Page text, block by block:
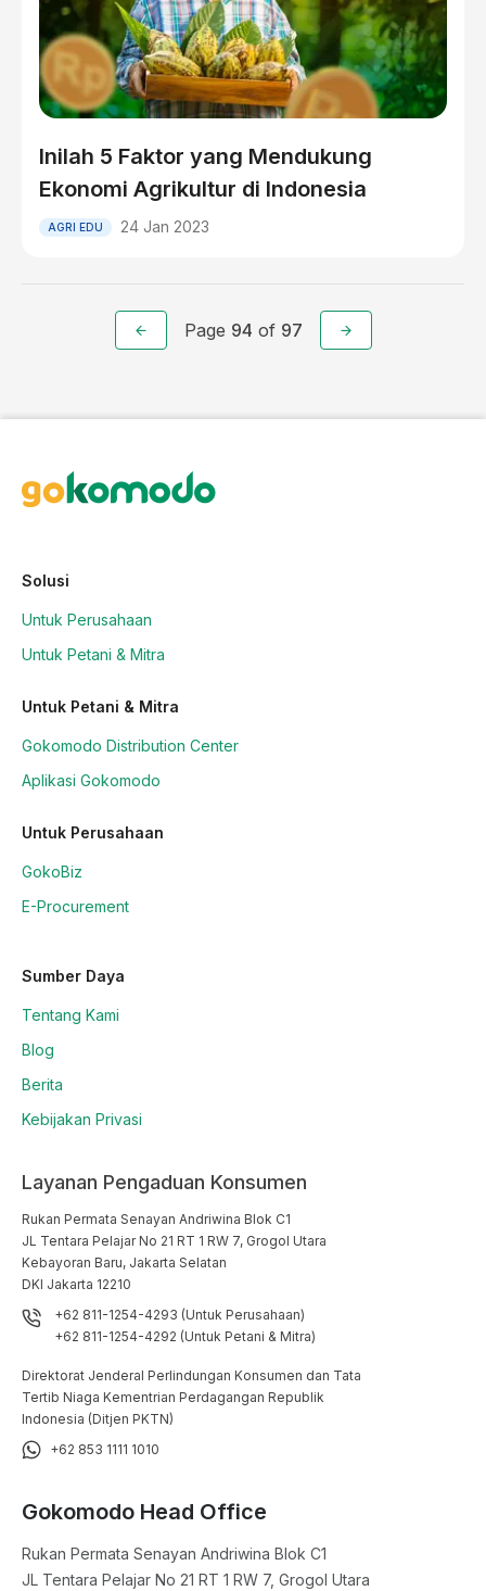
Inilah 5 Faktor yang Mendukung
Ekonomi Agrikultur di Indonesia
AGRI EDU 24 Jan 2023
Page 94 of 97
Solusi
Untuk Perusahaan
Untuk Petani & Mitra
Untuk Petani & Mitra
Gokomodo Distribution Center
Aplikasi Gokomodo
Untuk Perusahaan
GokoBiz
E-Procurement
Sumber Daya
Tentang Kami
Blog
Berita
Kebijakan Privasi
Layanan Pengaduan Konsumen
Rukan Permata Senayan Andriwina Blok C1
JL Tentara Pelajar No 21 RT 1 RW 7, Grogol Utara
Kebayoran Baru, Jakarta Selatan
DKI Jakarta 12210
+62 811-1254-4293 (Untuk Perusahaan)
+62 811-1254-4292 (Untuk Petani & Mitra)
Direktorat Jenderal Perlindungan Konsumen dan Tata
Tertib Niaga Kementrian Perdagangan Republik
Indonesia (Ditjen PKTN)
+62 853 1111 1010
Gokomodo Head Office
Rukan Permata Senayan Andriwina Blok C1
JL Tentara Pelajar No 21 RT 1 RW 7, Grogol Utara